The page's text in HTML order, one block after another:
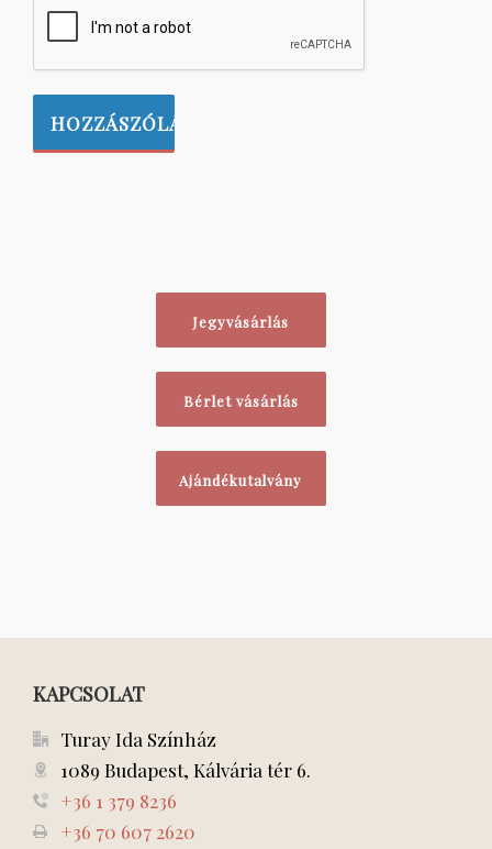
Jegyvásárlás
Bérlet vásárlás
Ajándékutalvány
KAPCSOLAT
Turay Ida Színház
1089 Budapest, Kálvária tér 6.
+36 1 379 8236
+36 70 607 2620